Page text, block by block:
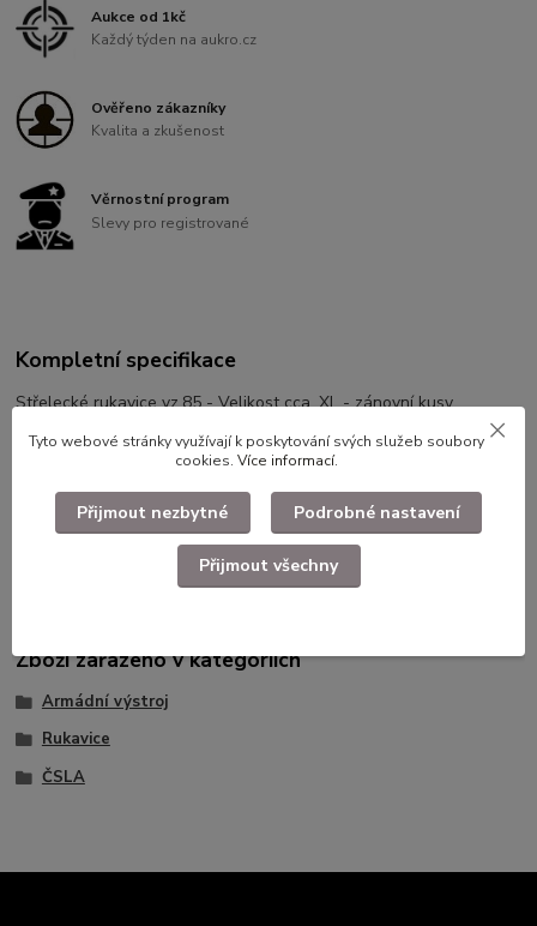
Aukce od 1kč
Každý týden na aukro.cz
Ověřeno zákazníky
Kvalita a zkušenost
Věrnostní program
Slevy pro registrované
Kompletní specifikace
Střelecké rukavice vz.85 - Velikost cca. XL - zánovní kusy
Použité dlouhodobě skladované zboží. Ilustrační foto.
Zboží zařazeno v kategoriích
Armádní výstroj
Rukavice
ČSLA
Tyto webové stránky využívají k poskytování svých služeb soubory
cookies. Více informací.
Přijmout nezbytné Podrobné nastavení
Přijmout všechny